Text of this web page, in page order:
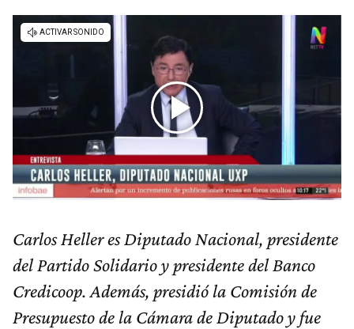
Carlos Heller es Diputado Nacional, presidente
del Partido Solidario y presidente del Banco
Credicoop. Además, presidió la Comisión de
Presupuesto de la Cámara de Diputado y fue